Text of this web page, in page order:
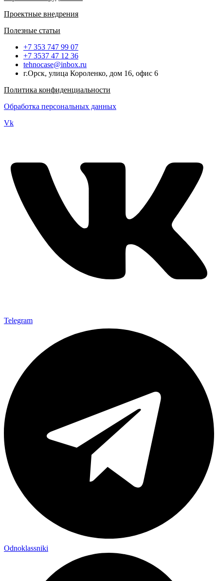
Проектные внедрения
Полезные статьи
+7 353 747 99 07
+7 3537 47 12 36
tehnocase@inbox.ru
г.Орск, улица Короленко, дом 16, офис 6
Политика конфиденциальности
Обработка персональных данных
Vk
Telegram
Odnoklassniki